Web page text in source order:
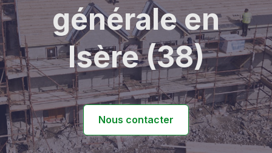
générale en
Isère (38)
Nous contacter